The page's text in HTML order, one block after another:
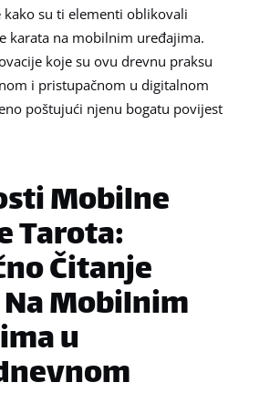
kako su ti elementi oblikovali
karata na mobilnim uređajima.
koje su ovu drevnu praksu
i pristupačnom u digitalnom
poštujući njenu bogatu povijest
Mobilne
Tarota:
Čitanje
Mobilnim
u